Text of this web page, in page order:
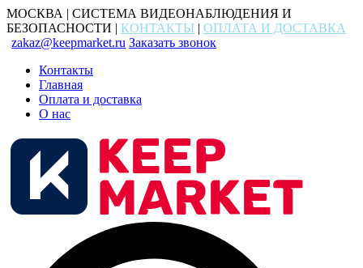
МОСКВА | СИСТЕМА ВИДЕОНАБЛЮДЕНИЯ И
БЕЗОПАСНОСТИ | КОНТАКТЫ | ОПЛАТА И ДОСТАВКА
zakaz@keepmarket.ru Заказать звонок
Контакты
Главная
Оплата и доставка
О нас